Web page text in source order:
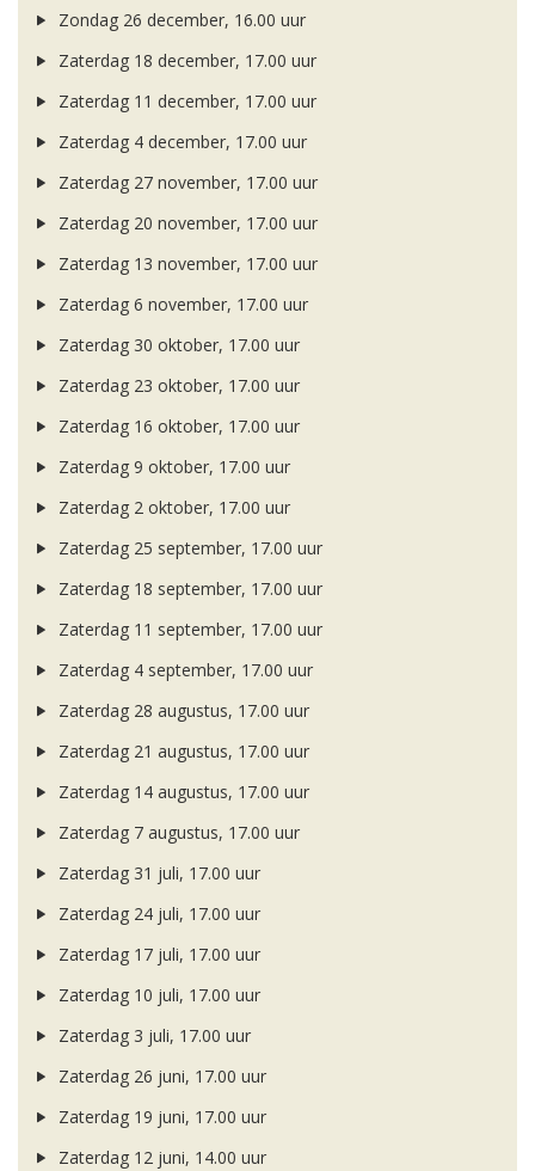
Zondag 26 december, 16.00 uur
Zaterdag 18 december, 17.00 uur
Zaterdag 11 december, 17.00 uur
Zaterdag 4 december, 17.00 uur
Zaterdag 27 november, 17.00 uur
Zaterdag 20 november, 17.00 uur
Zaterdag 13 november, 17.00 uur
Zaterdag 6 november, 17.00 uur
Zaterdag 30 oktober, 17.00 uur
Zaterdag 23 oktober, 17.00 uur
Zaterdag 16 oktober, 17.00 uur
Zaterdag 9 oktober, 17.00 uur
Zaterdag 2 oktober, 17.00 uur
Zaterdag 25 september, 17.00 uur
Zaterdag 18 september, 17.00 uur
Zaterdag 11 september, 17.00 uur
Zaterdag 4 september, 17.00 uur
Zaterdag 28 augustus, 17.00 uur
Zaterdag 21 augustus, 17.00 uur
Zaterdag 14 augustus, 17.00 uur
Zaterdag 7 augustus, 17.00 uur
Zaterdag 31 juli, 17.00 uur
Zaterdag 24 juli, 17.00 uur
Zaterdag 17 juli, 17.00 uur
Zaterdag 10 juli, 17.00 uur
Zaterdag 3 juli, 17.00 uur
Zaterdag 26 juni, 17.00 uur
Zaterdag 19 juni, 17.00 uur
Zaterdag 12 juni, 14.00 uur